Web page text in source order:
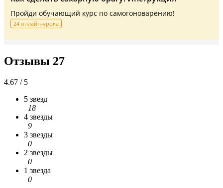
Пройди обучающий курс по самогоноварению!
24 онлайн-урока
Отзывы 27
4.67 / 5
5 звезд
18
4 звезды
9
3 звезды
0
2 звезды
0
1 звезда
0